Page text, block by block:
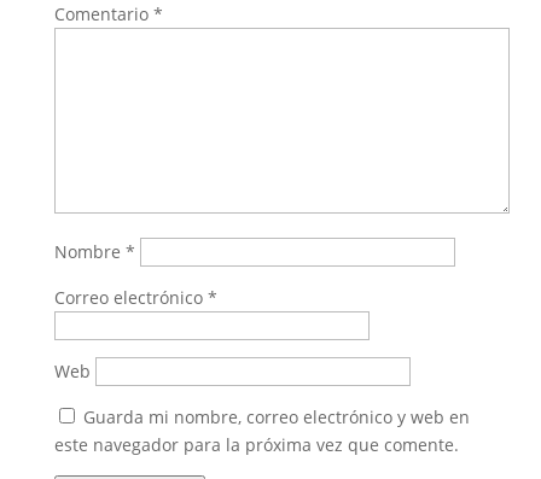
Comentario *
Nombre *
Correo electrónico *
Web
Guarda mi nombre, correo electrónico y web en
este navegador para la próxima vez que comente.